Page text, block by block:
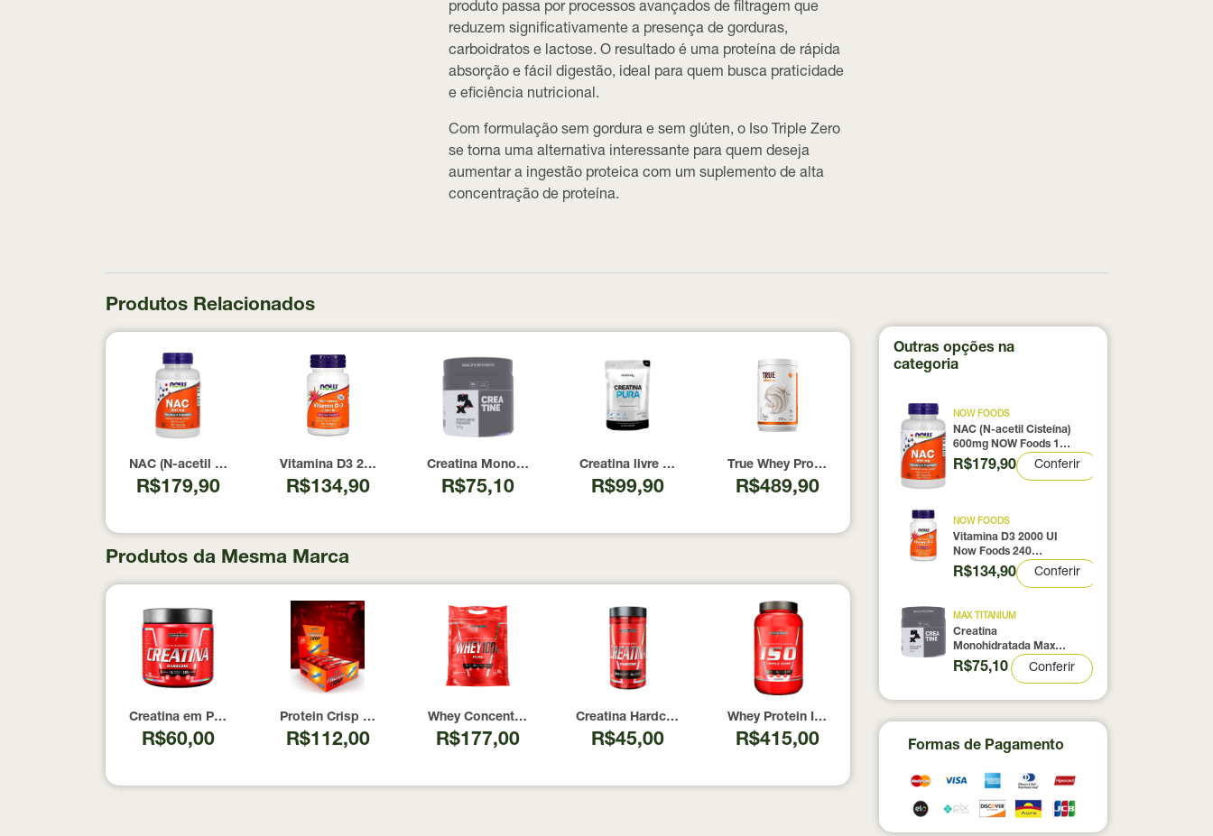
produto passa por processos avançados de filtragem que
reduzem significativamente a presença de gorduras,
carboidratos e lactose. O resultado é uma proteína de rápida
absorção e fácil digestão, ideal para quem busca praticidade
e eficiência nutricional.
Com formulação sem gordura e sem glúten, o Iso Triple Zero
se torna uma alternativa interessante para quem deseja
aumentar a ingestão proteica com um suplemento de alta
concentração de proteína.
Produtos Relacionados
NAC (N-acetil Cisteína) 600mg NOW Foods 100 Cápsulas
R$179,90
Vitamina D3 2000 UI Now Foods 240 Cápsulas
R$134,90
Creatina Monohidratada Max Titanium 300g
R$75,10
Creatina livre de metais pesados 100% pura com Laudo 300g Neobody Nutrition
R$99,90
True Whey Protein Coconut Icecream True Source 837g
R$489,90
Produtos da Mesma Marca
Creatina em Pó Hardcore Integralmedica 300g
R$60,00
Protein Crisp Bar IntegralMedica Ovomaltine Display 12un
R$112,00
Whey Concentrado 100% Puro Cookies and Cream Integralmédica 900g Refil
R$177,00
Creatina Hardcore 100% Pura Integralmedica 120 Cápsulas
R$45,00
Whey Protein Isolado Iso Triple Zero Morango Integralmédica 900g
R$415,00
Outras opções na
categoria
NOW FOODS
NAC (N-acetil Cisteína)
600mg NOW Foods 100
Cápsulas
R$179,90 Conferir
NOW FOODS
Vitamina D3 2000 UI
Now Foods 240
Cápsulas
R$134,90 Conferir
MAX TITANIUM
Creatina
Monohidratada Max
Titanium 300g
R$75,10 Conferir
Formas de Pagamento